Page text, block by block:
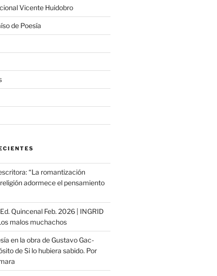
Vicente Huidobro
de Poesía
“La romantización
adormece el pensamiento
Quincenal Feb. 2026 | INGRID
malos muchachos
en la obra de Gustavo Gac-
de Si lo hubiera sabido. Por